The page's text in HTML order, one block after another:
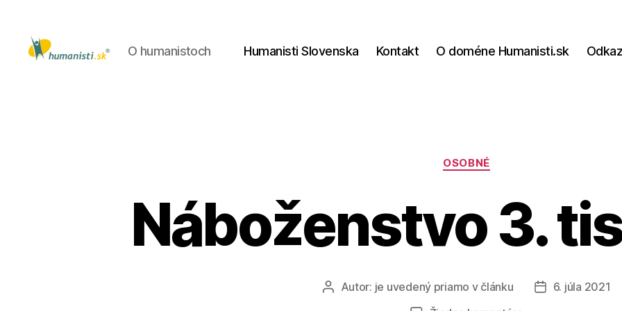
O humanistoch Humanisti Slovenska Kontakt O doméne Humanisti.sk
Kategórie
OSOBNÉ
Náboženstvo 3.
AutorAutor: je uvedený priamo v článku
Dátum
6. júla 2021